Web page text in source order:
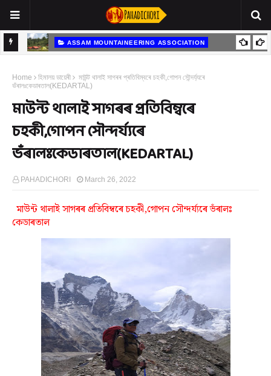
ASSAM MOUNTAINEERING ASSOCIATION
Home হিমালয় ডায়েৰী
মাউন্ট থালাই সাগৰৰ প্ৰতিবিম্বৰে চহকী,গোপন সৌন্দৰ্য্যৰে
ভঁৰালঃকেডাৰতাল(KEDARTAL)
মাউন্ট থালাই সাগৰৰ প্ৰতিবিম্বৰে
চহকী,গোপন সৌন্দৰ্য্যৰে
ভঁৰালঃকেডাৰতাল(KEDARTAL)
PAHADICHORI March 26, 2022
মাউন্ট থালাই সাগৰৰ প্ৰতিবিম্বৰে চহকী,গোপন সৌন্দৰ্য্যৰে ভঁৰালঃ
কেডাৰতাল